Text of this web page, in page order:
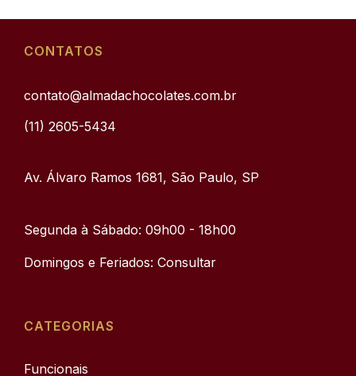
CONTATOS
contato@almadachocolates.com.br
(11) 2605-5434
Av. Álvaro Ramos 1681, São Paulo, SP
Segunda à Sábado: 09h00 - 18h00
Domingos e Feriados: Consultar
CATEGORIAS
Funcionais